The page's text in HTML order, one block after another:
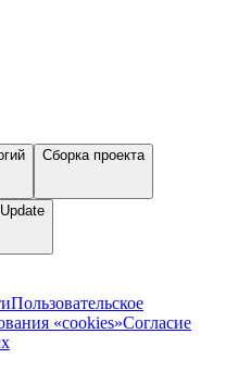
Сборка проекта
Update
Пользовательское
«cookies»Согласие